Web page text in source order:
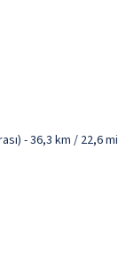
- 36,3 km / 22,6 mi